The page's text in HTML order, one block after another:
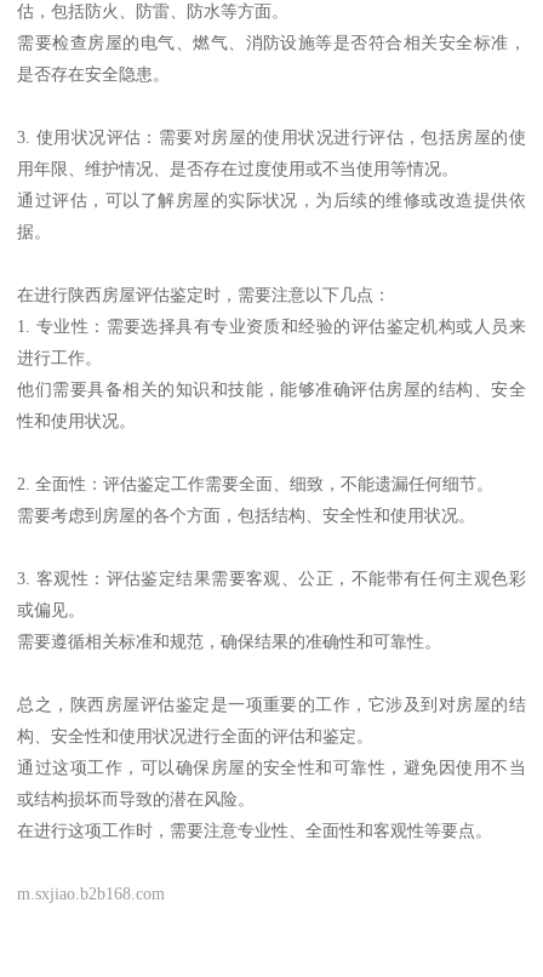
估，包括防火、防雷、防水等方面。
需要检查房屋的电气、燃气、消防设施等是否符合相关安全标准，
是否存在安全隐患。
3. 使用状况评估：需要对房屋的使用状况进行评估，包括房屋的使
用年限、维护情况、是否存在过度使用或不当使用等情况。
通过评估，可以了解房屋的实际状况，为后续的维修或改造提供依
据。
在进行陕西房屋评估鉴定时，需要注意以下几点：
1. 专业性：需要选择具有专业资质和经验的评估鉴定机构或人员来
进行工作。
他们需要具备相关的知识和技能，能够准确评估房屋的结构、安全
性和使用状况。
2. 全面性：评估鉴定工作需要全面、细致，不能遗漏任何细节。
需要考虑到房屋的各个方面，包括结构、安全性和使用状况。
3. 客观性：评估鉴定结果需要客观、公正，不能带有任何主观色彩
或偏见。
需要遵循相关标准和规范，确保结果的准确性和可靠性。
总之，陕西房屋评估鉴定是一项重要的工作，它涉及到对房屋的结
构、安全性和使用状况进行全面的评估和鉴定。
通过这项工作，可以确保房屋的安全性和可靠性，避免因使用不当
或结构损坏而导致的潜在风险。
在进行这项工作时，需要注意专业性、全面性和客观性等要点。
m.sxjiao.b2b168.com